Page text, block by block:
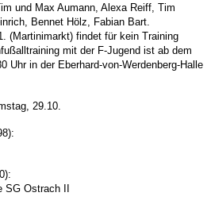
und Max Aumann, Alexa Reiff, Tim
Bennet Hölz, Fabian Bart.
(Martinimarkt) findet für kein Training
mit der F-Jugend ist ab dem
Uhr in der Eberhard-von-Werdenberg-Halle
29.10.
SG Ostrach II